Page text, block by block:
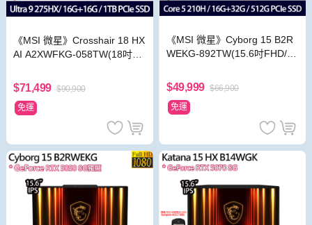
《MSI 微星》Crosshair 18 HX
AI A2XWFKG-058TW(18吋Q
B/RTX5060)
$71,499 $90,900
免運
《MSI 微星》Cyborg 15 B2R
WEKG-892TW(15.6吋FHD/C
RTX5050/特仕版)
$49,999 $66,900
免運